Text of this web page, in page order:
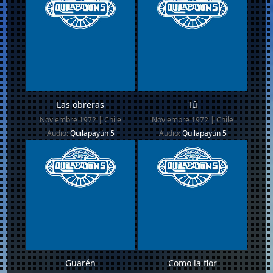
Las obreras
Noviembre 1972 | Chile
Audio:Quilapayún 5
Tú
Noviembre 1972 | Chile
Audio:Quilapayún 5
Guarén Como la flor